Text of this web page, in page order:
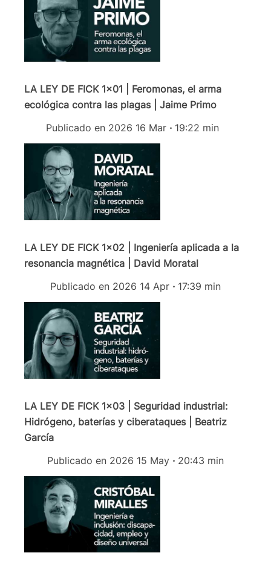
LA LEY DE FICK 1x01 | Feromonas, el arma
ecológica contra las plagas | Jaime Primo
Publicado en 2026 16 Mar · 19:22 min
LA LEY DE FICK 1x02 | Ingeniería aplicada a la
resonancia magnética | David Moratal
Publicado en 2026 14 Apr · 17:39 min
LA LEY DE FICK 1x03 | Seguridad industrial:
Hidrógeno, baterías y ciberataques | Beatriz
García
Publicado en 2026 15 May · 20:43 min